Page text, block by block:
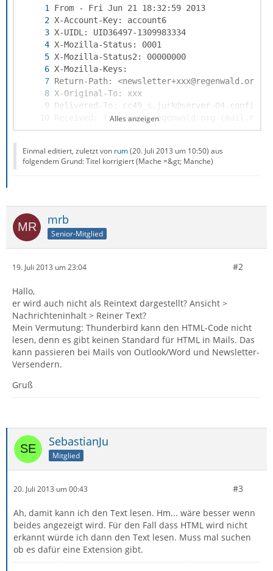
Alles anzeigen
Einmal editiert, zuletzt von rum(20. Juli 2013 um 10:50) aus
folgendem Grund: Titel korrigiert (Mache =&gt; Manche)
mrb
Senior-Mitglied
19. Juli 2013 um 23:04 #2
Hallo,
er wird auch nicht als Reintext dargestellt? Ansicht >
Nachrichteninhalt > Reiner Text?
Mein Vermutung: Thunderbird kann den HTML-Code nicht
lesen, denn es gibt keinen Standard für HTML in Mails. Das
kann passieren bei Mails von Outlook/Word und Newsletter-
Versendern.
Gruß
SebastianJu
Mitglied
20. Juli 2013 um 00:43 #3
Ah, damit kann ich den Text lesen. Hm... wäre besser wenn
beides angezeigt wird. Für den Fall dass HTML wird nicht
erkannt würde ich dann den Text lesen. Muss mal suchen
ob es dafür eine Extension gibt.